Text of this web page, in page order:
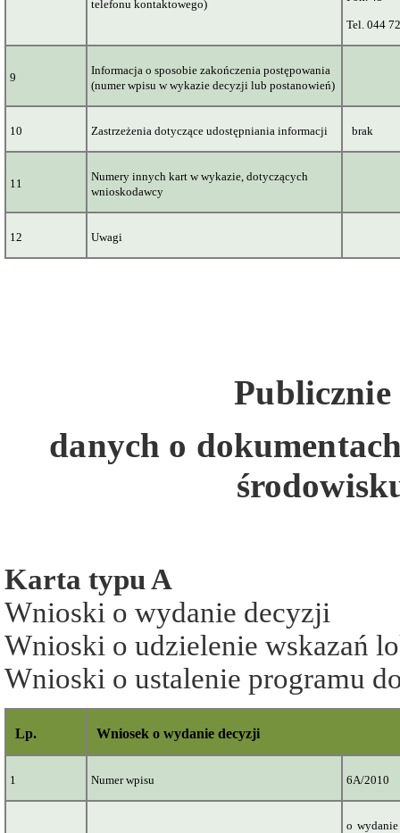
telefonu kontaktowego)
Tel. 044
9
Informacja o sposobie zakończenia postępowania
(numer wpisu w wykazie decyzji lub postanowień)
10 Zastrzeżenia dotyczące udostępniania informacji brak
11
Numery innych kart w wykazie, dotyczących
wnioskodawcy
12 Uwagi
Publicznie
danych o
Karta typu A
Wnioski o wydanie decyzji
Wnioski o udzielenie wskazań
Wnioski o ustalenie programu
Lp. Wniosek o wydanie decyzji
1 Numer wpisu 6A/2010
o